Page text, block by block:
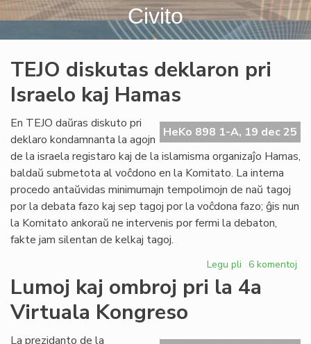
Civito
TEJO diskutas deklaron pri
Israelo kaj Hamas
HeKo 898 1-A, 19 dec 25
En TEJO daŭras diskuto pri
deklaro kondamnanta la agojn
de la israela registaro kaj de la islamisma organizaĵo Hamas,
baldaŭ submetota al voĉdono en la Komitato. La interna
procedo antaŭvidas minimumajn tempolimojn de naŭ tagoj
por la debata fazo kaj sep tagoj por la voĉdona fazo; ĝis nun
la Komitato ankoraŭ ne intervenis por fermi la debaton,
fakte jam silentan de kelkaj tagoj.
Legu pli pri
TEJO
diskutas
Israelo
6 komentoj
Lumoj kaj ombroj pri la 4a
Virtuala Kongreso
La prezidanto de la